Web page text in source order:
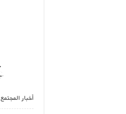
أخبار المجتمع